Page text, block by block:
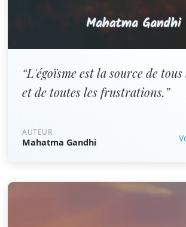
“L'égoïsme est la source de
et de toutes les frustrations.”
AUTEUR
Mahatma Gandhi